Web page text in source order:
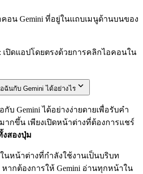
คอน Gemini ที่อยู่ในแถบเมนูด้านบนของ
เปิดแอปโดยตรงด้วยการคลิกไอคอนใน
นกับ Gemini ได้อย่างไร
Gemini ได้อย่างง่ายดายเพื่อรับคำ
ากขึ้น เพียงเปิดหน้าต่างที่ต้องการแชร์
งสองปุ่ม
นหน้าต่างที่กำลังใช้งานเป็นบริบท
กต้องการให้ Gemini อ่านทุกหน้าใน